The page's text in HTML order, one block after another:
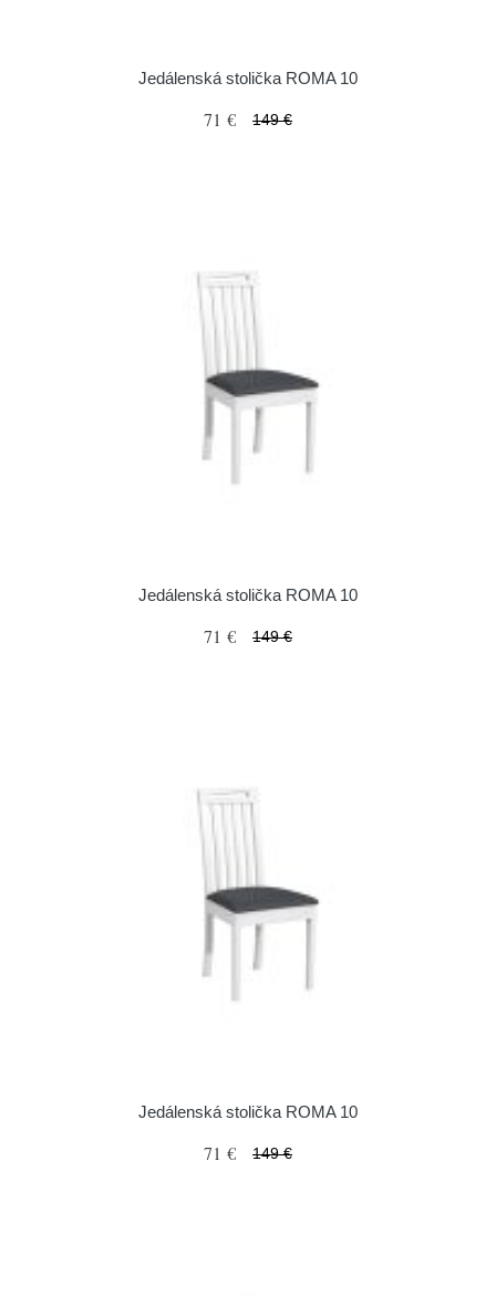
Jedálenská stolička ROMA 10
71 € 149 €
Jedálenská stolička ROMA 10
71 € 149 €
Jedálenská stolička ROMA 10
71 € 149 €